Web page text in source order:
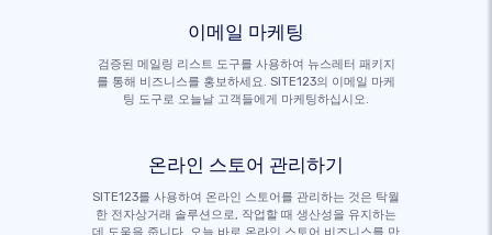
이메일 마케팅
검증된 메일링 리스트 도구를 사용하여 뉴스레터 패키지
를 통해 비즈니스를 홍보하세요. SITE123의 이메일 마케
팅 도구로 오늘날 고객들에게 마케팅하십시오.
온라인 스토어 관리하기
SITE123를 사용하여 온라인 스토어를 관리하는 것은 탁월
한 전자상거래 솔루션으로, 작업할 때 생산성을 유지하는
데 도움을 줍니다. 오늘 바로 온라인 스토어 비즈니스를 만